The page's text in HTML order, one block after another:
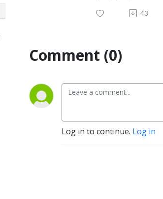
43
Comment (0)
Log in to continue. Log in